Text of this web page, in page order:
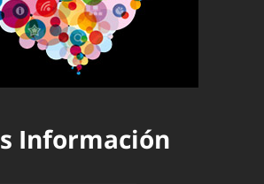
Información